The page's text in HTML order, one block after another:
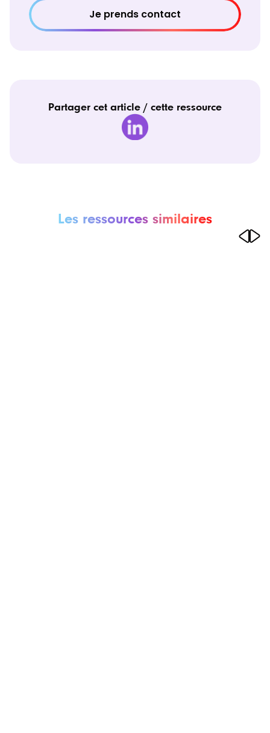
Je prends contact
Partager cet article / cette ressource
Les ressources similaires